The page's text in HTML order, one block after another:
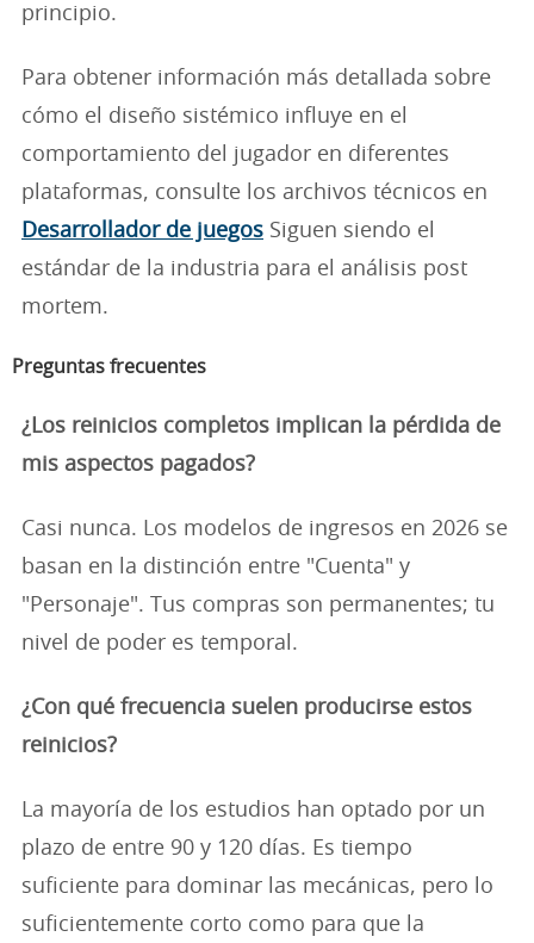
principio.
Para obtener información más detallada sobre
cómo el diseño sistémico influye en el
comportamiento del jugador en diferentes
plataformas, consulte los archivos técnicos en
Desarrollador de juegos Siguen siendo el
estándar de la industria para el análisis post
mortem.
Preguntas frecuentes
¿Los reinicios completos implican la pérdida de
mis aspectos pagados?
Casi nunca. Los modelos de ingresos en 2026 se
basan en la distinción entre "Cuenta" y
"Personaje". Tus compras son permanentes; tu
nivel de poder es temporal.
¿Con qué frecuencia suelen producirse estos
reinicios?
La mayoría de los estudios han optado por un
plazo de entre 90 y 120 días. Es tiempo
suficiente para dominar las mecánicas, pero lo
suficientemente corto como para que la